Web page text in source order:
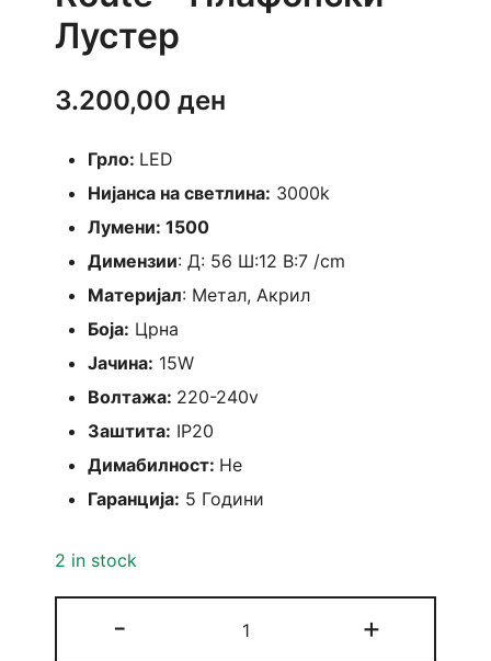
Лустер
3.200,00 ден
Грло: LED
Нијанса на светлина: 3000k
Лумени: 1500
Димензии: Д: 56 Ш:12 В:7 /cm
Материјал: Метал, Акрил
Боја: Црна
Јачина: 15W
Волтажа: 220-240v
Заштита: IP20
Димабилност: Не
Гаранција: 5 Години
2 in stock
-
-
+